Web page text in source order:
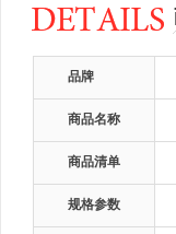
品牌
商品名称
商品清单
规格参数